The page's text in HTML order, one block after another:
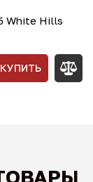
White Hills
КУПИТЬ